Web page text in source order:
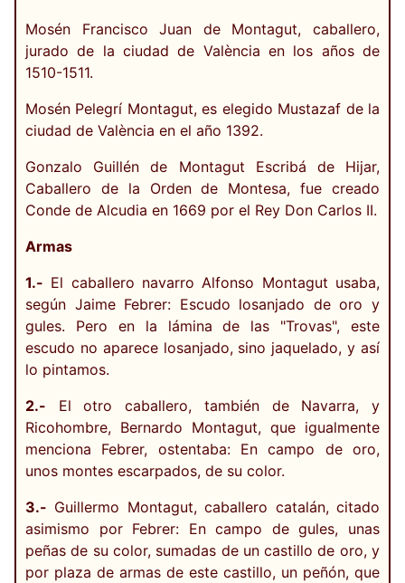
Mosén Francisco Juan de Montagut, caballero,
jurado de la ciudad de València en los años de
1510-1511.
Mosén Pelegrí Montagut, es elegido Mustazaf de la
ciudad de València en el año 1392.
Gonzalo Guillén de Montagut Escribá de Hijar,
Caballero de la Orden de Montesa, fue creado
Conde de Alcudia en 1669 por el Rey Don Carlos II.
Armas
1.- El caballero navarro Alfonso Montagut usaba,
según Jaime Febrer: Escudo losanjado de oro y
gules. Pero en la lámina de las "Trovas", este
escudo no aparece losanjado, sino jaquelado, y así
lo pintamos.
2.- El otro caballero, también de Navarra, y
Ricohombre, Bernardo Montagut, que igualmente
menciona Febrer, ostentaba: En campo de oro,
unos montes escarpados, de su color.
3.- Guillermo Montagut, caballero catalán, citado
asimismo por Febrer: En campo de gules, unas
peñas de su color, sumadas de un castillo de oro, y
por plaza de armas de este castillo, un peñón, que